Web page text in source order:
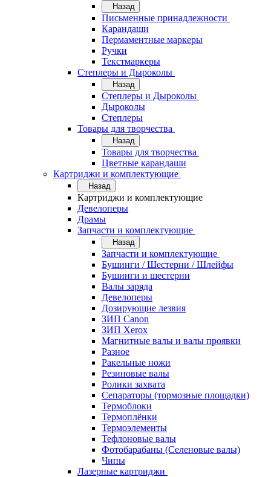
Назад
Письменные принадлежности
Карандаши
Пермаментные маркеры
Ручки
Текстмаркеры
Степлеры и Дыроколы
Назад
Степлеры и Дыроколы
Дыроколы
Степлеры
Товары для творчества
Назад
Товары для творчества
Цветные карандаши
Картриджи и комплектующие
Назад
Картриджи и комплектующие
Девелоперы
Драмы
Запчасти и комплектующие
Назад
Запчасти и комплектующие
Бушинги / Шестерни / Шлейфы
Бушинги и шестерни
Валы заряда
Девелоперы
Дозирующие лезвия
ЗИП Canon
ЗИП Xerox
Магнитные валы и валы проявки
Разное
Ракельные ножи
Резиновые валы
Ролики захвата
Сепараторы (тормозные площадки)
Термоблоки
Термоплёнки
Термоэлементы
Тефлоновые валы
Фотобарабаны (Селеновые валы)
Чипы
Лазерные картриджи